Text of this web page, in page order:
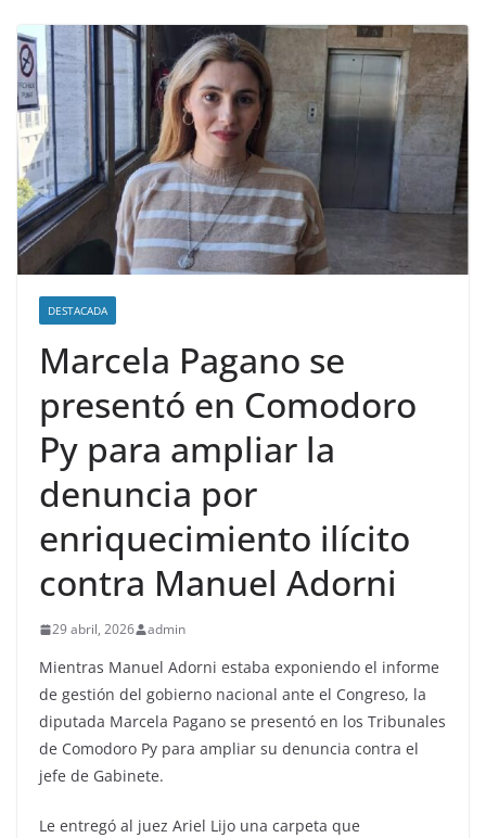
DESTACADA
Marcela Pagano se
presentó en Comodoro
Py para ampliar la
denuncia por
enriquecimiento ilícito
contra Manuel Adorni
29 abril, 2026 admin
Mientras Manuel Adorni estaba exponiendo el informe
de gestión del gobierno nacional ante el Congreso, la
diputada Marcela Pagano se presentó en los Tribunales
de Comodoro Py para ampliar su denuncia contra el
jefe de Gabinete.
Le entregó al juez Ariel Lijo una carpeta que